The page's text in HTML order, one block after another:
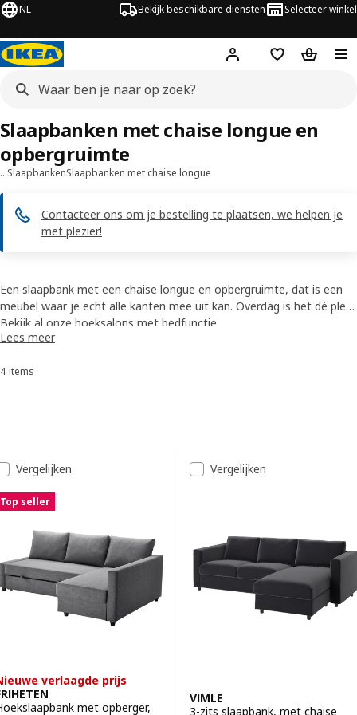
NL Bekijk beschikbare diensten Selecteer winkel
Hej! Log inVerlanglijstje
…SlaapbankenSlaapbanken met chaise longue
Contacteer ons om je bestelling te plaatsen, we helpen je
met plezier!
Slaapbanken met chaise longue en
opbergruimte
Een slaapbank met een chaise longue en opbergruimte, dat is een
meubel waar je echt alle kanten mee uit kan. Overdag is het dé plek
om lekker languit te ontspannen en 's avonds maak je van je
in een handomdraai een comfortabel logeerbed. In de chaise longue
opbergen. Zo heb je alles meteen bij de hand zonder je
Bekijk al onze hoeksalons met bedfunctie
Lees meer
Sorteren en filteren
4 items
Resultatenlijst
Vergelijken
Top seller
verlaagde prijs
met opberger,
Vergelijken
VIMLE
3-zits slaapbank, met chaise